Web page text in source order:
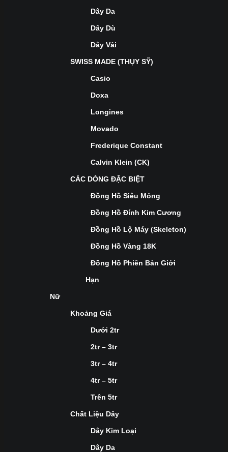
Dây Da
Dây Dù
Dây Vải
SWISS MADE (THỤY SỸ)
Casio
Doxa
Longines
Movado
Frederique Constant
Calvin Klein (CK)
CÁC DÒNG ĐẶC BIỆT
Đồng Hồ Siêu Mỏng
Đồng Hồ Đính Kim Cương
Đồng Hồ Lộ Máy (Skeleton)
Đồng Hồ Vàng 18K
Đồng Hồ Phiên Bản Giới
Hạn
Nữ
Khoảng Giá
Dưới 2tr
2tr – 3tr
3tr – 4tr
4tr – 5tr
Trên 5tr
Chất Liệu Dây
Dây Kim Loại
Dây Da